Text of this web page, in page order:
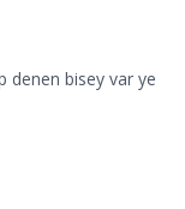
sonra
değdiği
göletin
denen bisey var ye